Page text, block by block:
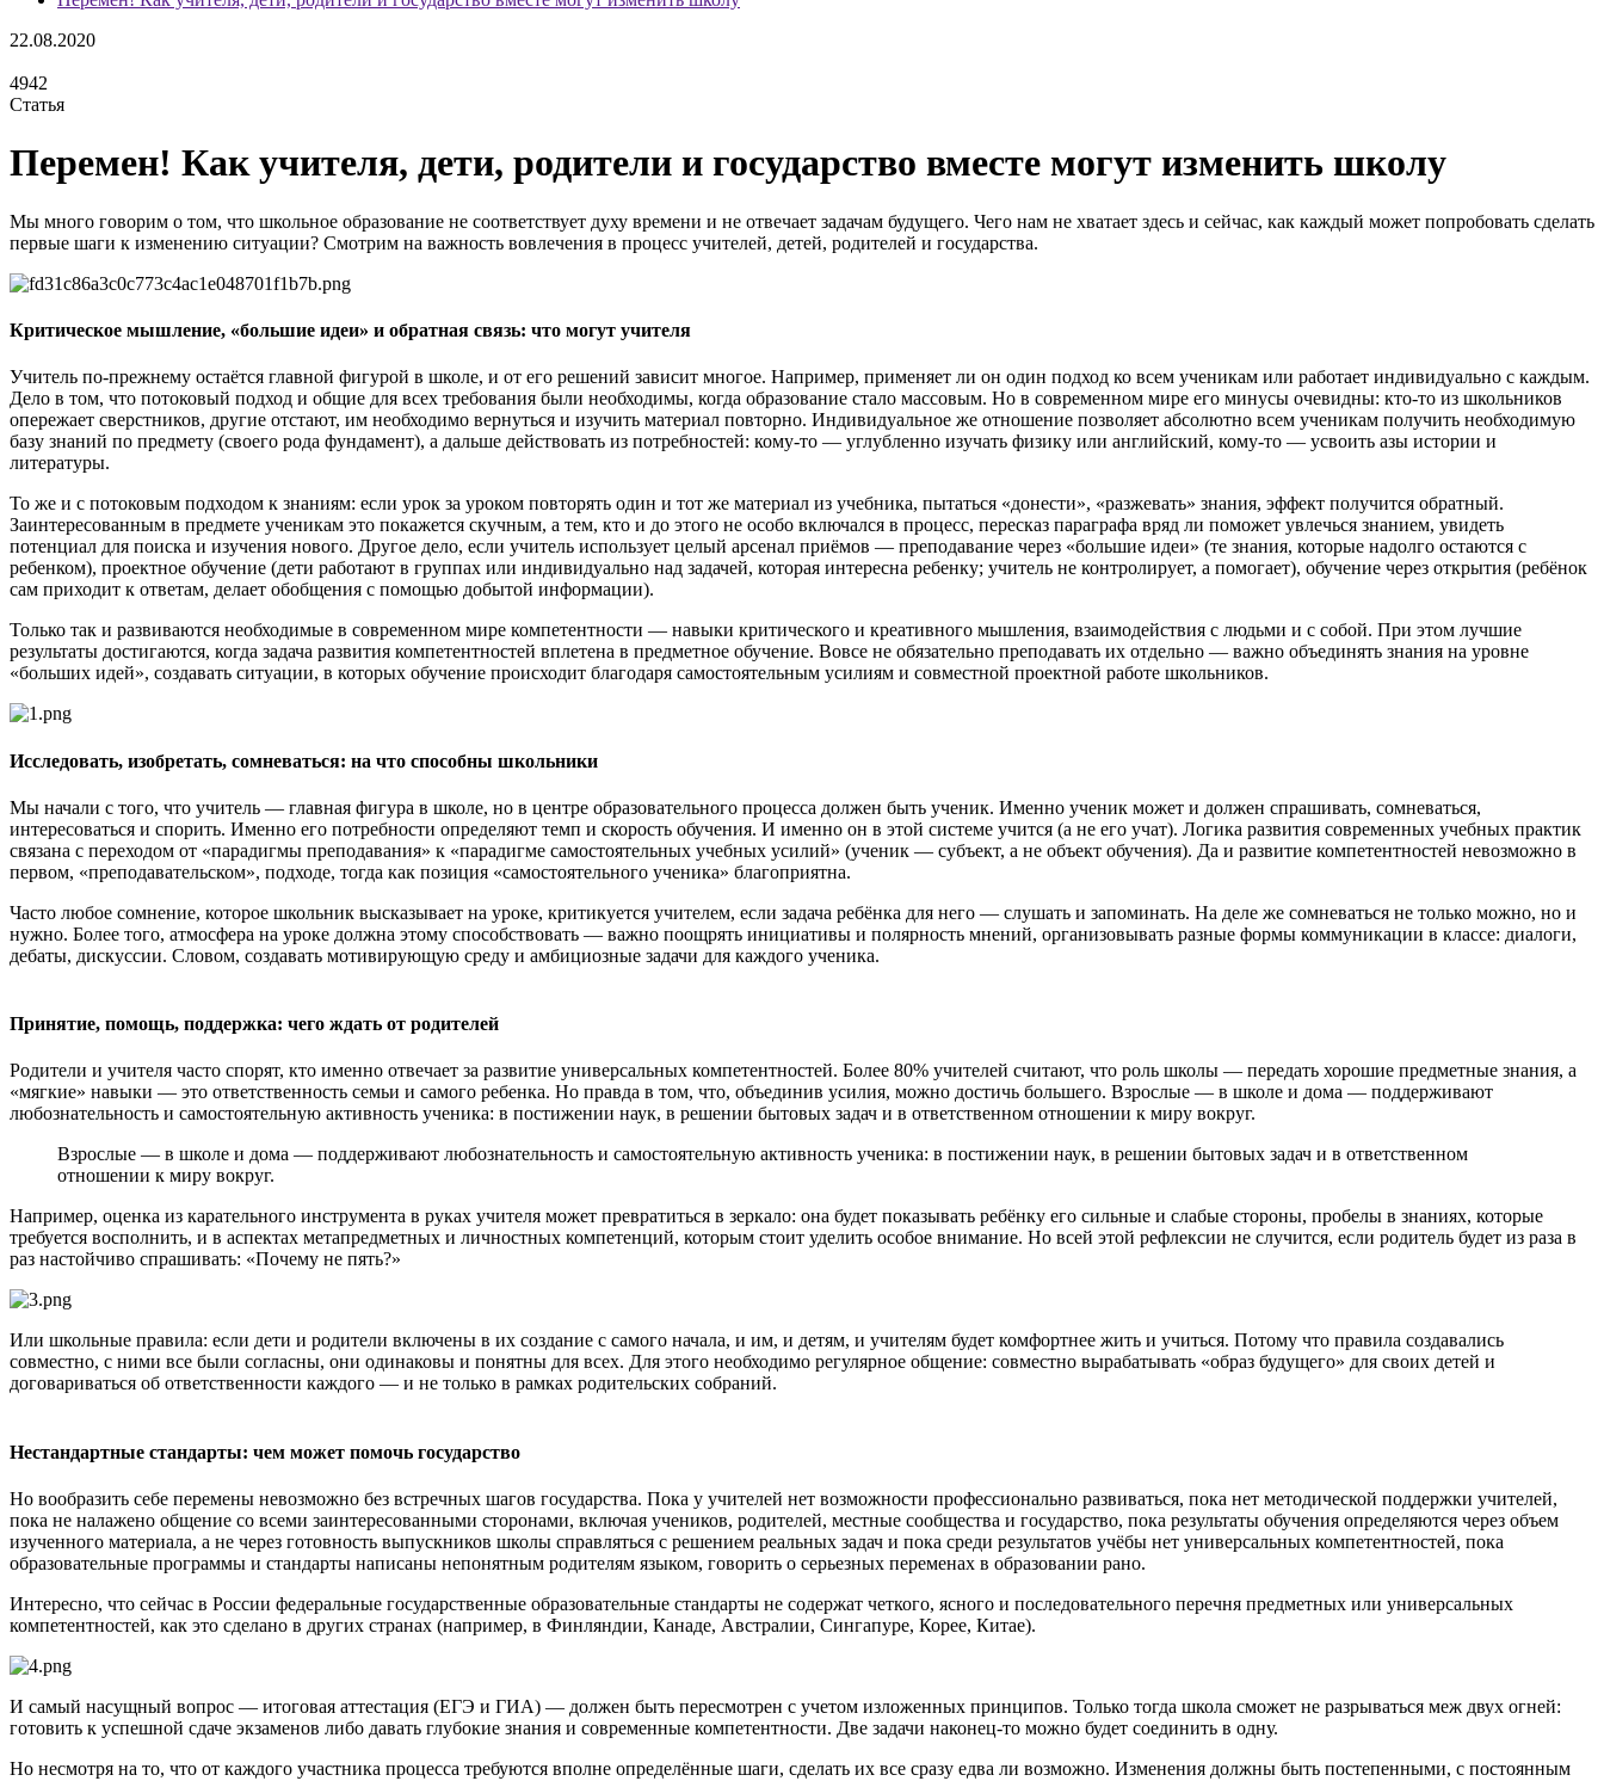
22.08.2020
4942
Статья
Перемен! Как учителя, дети, родители и государство вместе могут изменить школу
Мы много говорим о том, что школьное образование не соответствует духу времени и не отвечает задачам будущего. Чего нам не хватает здесь и сейчас, как каждый может попробовать сделать
первые шаги к изменению ситуации? Смотрим на важность вовлечения в процесс учителей, детей, родителей и государства.
Критическое мышление, «большие идеи» и обратная связь: что могут учителя
Учитель по-прежнему остаётся главной фигурой в школе, и от его решений зависит многое. Например, применяет ли он один подход ко всем ученикам или работает индивидуально с каждым.
Дело в том, что потоковый подход и общие для всех требования были необходимы, когда образование стало массовым. Но в современном мире его минусы очевидны: кто-то из школьников
опережает сверстников, другие отстают, им необходимо вернуться и изучить материал повторно. Индивидуальное же отношение позволяет абсолютно всем ученикам получить необходимую
базу знаний по предмету (своего рода фундамент), а дальше действовать из потребностей: кому-то — углубленно изучать физику или английский, кому-то — усвоить азы истории и
литературы.
То же и с потоковым подходом к знаниям: если урок за уроком повторять один и тот же материал из учебника, пытаться «донести», «разжевать» знания, эффект получится обратный.
Заинтересованным в предмете ученикам это покажется скучным, а тем, кто и до этого не особо включался в процесс, пересказ параграфа вряд ли поможет увлечься знанием, увидеть
потенциал для поиска и изучения нового. Другое дело, если учитель использует целый арсенал приёмов — преподавание через «большие идеи» (те знания, которые надолго остаются с
ребенком), проектное обучение (дети работают в группах или индивидуально над задачей, которая интересна ребенку; учитель не контролирует, а помогает), обучение через открытия (ребёнок
сам приходит к ответам, делает обобщения с помощью добытой информации).
Только так и развиваются необходимые в современном мире компетентности — навыки критического и креативного мышления, взаимодействия с людьми и с собой. При этом лучшие
результаты достигаются, когда задача развития компетентностей вплетена в предметное обучение. Вовсе не обязательно преподавать их отдельно — важно объединять знания на уровне
«больших идей», создавать ситуации, в которых обучение происходит благодаря самостоятельным усилиям и совместной проектной работе школьников.
Исследовать, изобретать, сомневаться: на что способны школьники
Мы начали с того, что учитель — главная фигура в школе, но в центре образовательного процесса должен быть ученик. Именно ученик может и должен спрашивать, сомневаться,
интересоваться и спорить. Именно его потребности определяют темп и скорость обучения. И именно он в этой системе учится (а не его учат). Логика развития современных учебных практик
связана с переходом от «парадигмы преподавания» к «парадигме самостоятельных учебных усилий» (ученик — субъект, а не объект обучения). Да и развитие компетентностей невозможно в
первом, «преподавательском», подходе, тогда как позиция «самостоятельного ученика» благоприятна.
Часто любое сомнение, которое школьник высказывает на уроке, критикуется учителем, если задача ребёнка для него — слушать и запоминать. На деле же сомневаться не только можно, но и
нужно. Более того, атмосфера на уроке должна этому способствовать — важно поощрять инициативы и полярность мнений, организовывать разные формы коммуникации в классе: диалоги,
дебаты, дискуссии. Словом, создавать мотивирующую среду и амбициозные задачи для каждого ученика.
Принятие, помощь, поддержка: чего ждать от родителей
Родители и учителя часто спорят, кто именно отвечает за развитие универсальных компетентностей. Более 80% учителей считают, что роль школы — передать хорошие предметные знания, а
«мягкие» навыки — это ответственность семьи и самого ребенка. Но правда в том, что, объединив усилия, можно достичь большего. Взрослые — в школе и дома — поддерживают
любознательность и самостоятельную активность ученика: в постижении наук, в решении бытовых задач и в ответственном отношении к миру вокруг.
Взрослые — в школе и дома — поддерживают любознательность и самостоятельную активность ученика: в постижении наук, в решении бытовых задач и в ответственном
отношении к миру вокруг.
Например, оценка из карательного инструмента в руках учителя может превратиться в зеркало: она будет показывать ребёнку его сильные и слабые стороны, пробелы в знаниях, которые
требуется восполнить, и в аспектах метапредметных и личностных компетенций, которым стоит уделить особое внимание. Но всей этой рефлексии не случится, если родитель будет из раза в
раз настойчиво спрашивать: «Почему не пять?»
Или школьные правила: если дети и родители включены в их создание с самого начала, и им, и детям, и учителям будет комфортнее жить и учиться. Потому что правила создавались
совместно, с ними все были согласны, они одинаковы и понятны для всех. Для этого необходимо регулярное общение: совместно вырабатывать «образ будущего» для своих детей и
договариваться об ответственности каждого — и не только в рамках родительских собраний.
Нестандартные стандарты: чем может помочь государство
Но вообразить себе перемены невозможно без встречных шагов государства. Пока у учителей нет возможности профессионально развиваться, пока нет методической поддержки учителей,
пока не налажено общение со всеми заинтересованными сторонами, включая учеников, родителей, местные сообщества и государство, пока результаты обучения определяются через объем
изученного материала, а не через готовность выпускников школы справляться с решением реальных задач и пока среди результатов учёбы нет универсальных компетентностей, пока
образовательные программы и стандарты написаны непонятным родителям языком, говорить о серьезных переменах в образовании рано.
Интересно, что сейчас в России федеральные государственные образовательные стандарты не содержат четкого, ясного и последовательного перечня предметных или универсальных
компетентностей, как это сделано в других странах (например, в Финляндии, Канаде, Австралии, Сингапуре, Корее, Китае).
И самый насущный вопрос — итоговая аттестация (ЕГЭ и ГИА) — должен быть пересмотрен с учетом изложенных принципов. Только тогда школа сможет не разрываться меж двух огней:
готовить к успешной сдаче экзаменов либо давать глубокие знания и современные компетентности. Две задачи наконец-то можно будет соединить в одну.
Но несмотря на то, что от каждого участника процесса требуются вполне определённые шаги, сделать их все сразу едва ли возможно. Изменения должны быть постепенными, с постоянным